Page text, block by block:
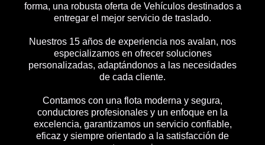
forma, una robusta oferta de Vehículos destinados a
entregar el mejor servicio de traslado.
Nuestros 15 años de experiencia nos avalan, nos
especializamos en ofrecer soluciones
personalizadas, adaptándonos a las necesidades
de cada cliente.
Contamos con una flota moderna y segura,
conductores profesionales y un enfoque en la
excelencia, garantizamos un servicio confiable,
eficaz y siempre orientado a la satisfacción de